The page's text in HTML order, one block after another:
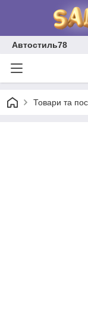
Автостиль78
Товари та